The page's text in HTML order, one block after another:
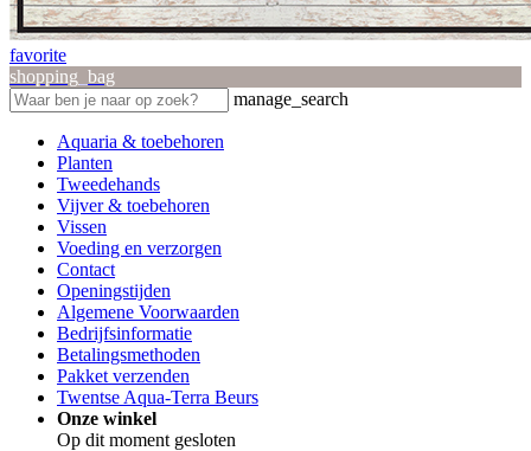
favorite
shopping_bag
manage_search
Aquaria & toebehoren
Planten
Tweedehands
Vijver & toebehoren
Vissen
Voeding en verzorgen
Contact
Openingstijden
Algemene Voorwaarden
Bedrijfsinformatie
Betalingsmethoden
Pakket verzenden
Twentse Aqua-Terra Beurs
Onze winkel
Op dit moment gesloten